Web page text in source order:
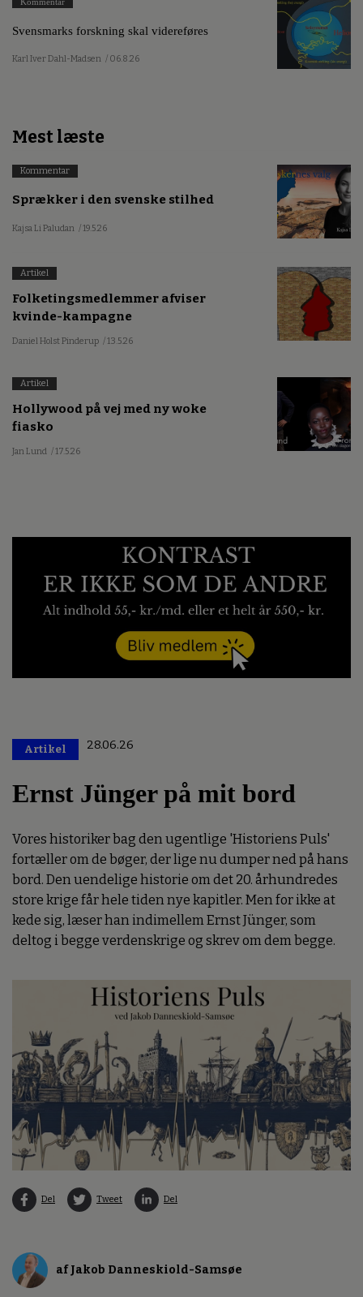
Svensmarks forskning skal videreføres
Karl Iver Dahl-Madsen / 06.8.26
Mest læste
Kommentar
Sprækker i den svenske stilhed
Kajsa Li Paludan / 19.5.26
Artikel
Folketingsmedlemmer afviser
kvinde-kampagne
Daniel Holst Pinderup / 13.5.26
Artikel
Hollywood på vej med ny woke
fiasko
Jan Lund / 17.5.26
Artikel 28.06.26
Ernst Jünger på mit bord
Vores historiker bag den ugentlige 'Historiens Puls'
fortæller om de bøger, der lige nu dumper ned på hans
bord. Den uendelige historie om det 20. århundredes
store krige får hele tiden nye kapitler. Men for ikke at
kede sig, læser han indimellem Ernst Jünger, som
deltog i begge verdenskrige og skrev om dem begge.
Del Tweet Del
af Jakob Danneskiold-Samsøe